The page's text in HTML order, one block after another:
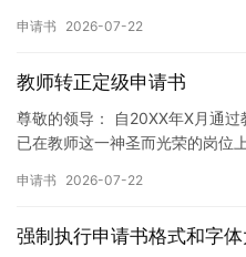
申请书 2026-07-22
教师转正定级申请书
尊敬的领导： 自20XX年X月通
已在教师这一神圣而光荣的岗位
申请书 2026-07-22
强制执行申请书格式和字